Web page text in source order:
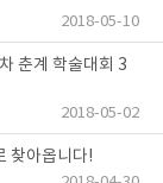
2018-05-10
춘계 학술대회 3
2018-05-02
찾아옵니다!